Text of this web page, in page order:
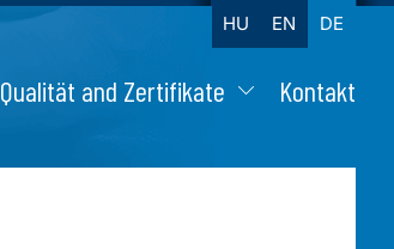
Qualität and Zertifikate Kontakt
HU EN DE